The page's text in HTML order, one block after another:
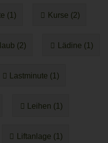
(1) Kurse (2)
(2) Lädine (1)
Lastminute (1)
Leihen (1)
Liftanlage (1)